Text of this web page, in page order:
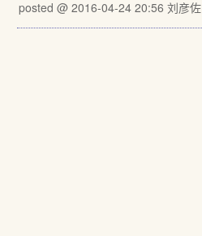
posted @ 2016-04-24 20:56 刘彦佐